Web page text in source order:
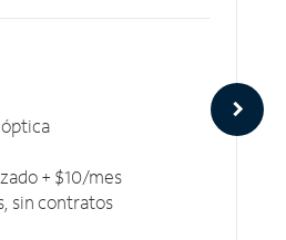
+ $10/mes
sin contratos